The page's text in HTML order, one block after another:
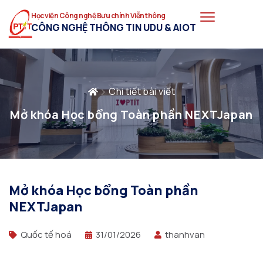
Học viện Công nghệ Bưu chính Viễn thông
CÔNG NGHỆ THÔNG TIN UDU & AIOT
Chi tiết bài viết
Mở khóa Học bổng Toàn phần NEXTJapan
Mở khóa Học bổng Toàn phần
NEXTJapan
Quốc tế hoá 31/01/2026 thanhvan